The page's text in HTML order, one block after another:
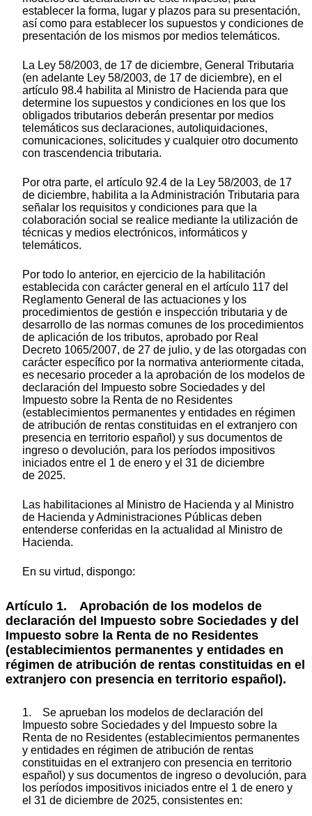
establecer la forma, lugar y plazos para su presentación,
así como para establecer los supuestos y condiciones de
presentación de los mismos por medios telemáticos.
La Ley 58/2003, de 17 de diciembre, General Tributaria
(en adelante Ley 58/2003, de 17 de diciembre), en el
artículo 98.4 habilita al Ministro de Hacienda para que
determine los supuestos y condiciones en los que los
obligados tributarios deberán presentar por medios
telemáticos sus declaraciones, autoliquidaciones,
comunicaciones, solicitudes y cualquier otro documento
con trascendencia tributaria.
Por otra parte, el artículo 92.4 de la Ley 58/2003, de 17
de diciembre, habilita a la Administración Tributaria para
señalar los requisitos y condiciones para que la
colaboración social se realice mediante la utilización de
técnicas y medios electrónicos, informáticos y
telemáticos.
Por todo lo anterior, en ejercicio de la habilitación
establecida con carácter general en el artículo 117 del
Reglamento General de las actuaciones y los
procedimientos de gestión e inspección tributaria y de
desarrollo de las normas comunes de los procedimientos
de aplicación de los tributos, aprobado por Real
Decreto 1065/2007, de 27 de julio, y de las otorgadas con
carácter específico por la normativa anteriormente citada,
es necesario proceder a la aprobación de los modelos de
declaración del Impuesto sobre Sociedades y del
Impuesto sobre la Renta de no Residentes
(establecimientos permanentes y entidades en régimen
de atribución de rentas constituidas en el extranjero con
presencia en territorio español) y sus documentos de
ingreso o devolución, para los períodos impositivos
iniciados entre el 1 de enero y el 31 de diciembre
de 2025.
Las habilitaciones al Ministro de Hacienda y al Ministro
de Hacienda y Administraciones Públicas deben
entenderse conferidas en la actualidad al Ministro de
Hacienda.
En su virtud, dispongo:
Artículo 1. Aprobación de los modelos de
declaración del Impuesto sobre Sociedades y del
Impuesto sobre la Renta de no Residentes
(establecimientos permanentes y entidades en
régimen de atribución de rentas constituidas en el
extranjero con presencia en territorio español).
1. Se aprueban los modelos de declaración del
Impuesto sobre Sociedades y del Impuesto sobre la
Renta de no Residentes (establecimientos permanentes
y entidades en régimen de atribución de rentas
constituidas en el extranjero con presencia en territorio
español) y sus documentos de ingreso o devolución, para
los períodos impositivos iniciados entre el 1 de enero y
el 31 de diciembre de 2025, consistentes en: